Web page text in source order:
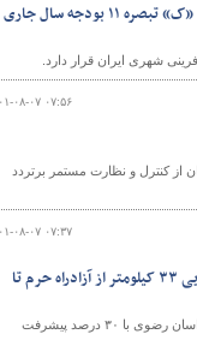
کاهش زمان صدور پروانه‌ ساختمانی در بجنورد و شیروان به یک ماه/ ابلاغ آیین‌نامه بند «ک» تبصره ۱۱ بودجه سال جاری
۱۴۰۱-۰۸-۰۷
از کنترل و نظارت مستمر برتردد
۱۴۰۱-۰۸-۰۷
تکمیل یک هزار و ۳۰۰ کیلومتر بزرگراه در خراسان رضوی تا ۳ سال آتی/آغاز عملیات اجرایی ۳۳ کیلومتر از آزادراه حرم تا
مدیرعامل شرکت ساخت و توسعه زیربناهای حمل‌ونقل کشور گفت: احداث یک هزار و ۳۰۰ کیلومتر بزرگراه در استان خراسان رضوی با ۳۰ درصد پیشرفت